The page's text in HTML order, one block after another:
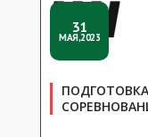
31
МАЯ,2023